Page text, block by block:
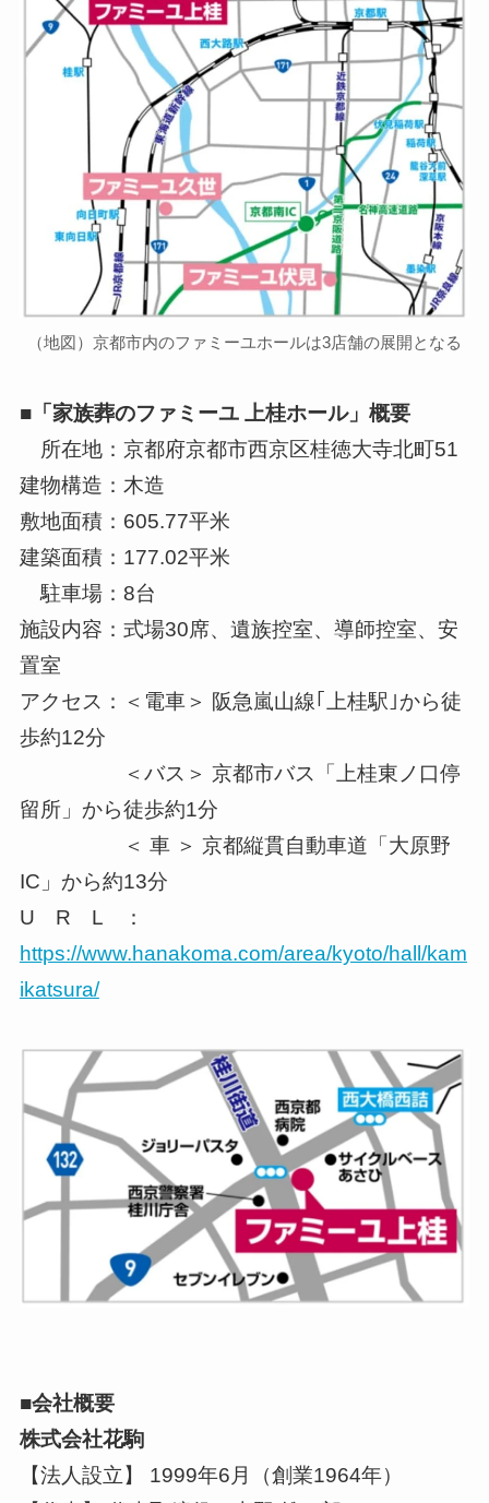
（地図）京都市内のファミーユホールは3店舗の展開となる
■「家族葬のファミーユ 上桂ホール」概要
所在地：京都府京都市西京区桂徳大寺北町51
建物構造：木造
敷地面積：605.77平米
建築面積：177.02平米
駐車場：8台
施設内容：式場30席、遺族控室、導師控室、安
置室
アクセス：＜電車＞ 阪急嵐山線｢上桂駅｣から徒
歩約12分
＜バス＞ 京都市バス「上桂東ノ口停
留所」から徒歩約1分
＜ 車 ＞ 京都縦貫自動車道「大原野
IC」から約13分
U R L ：
https://www.hanakoma.com/area/kyoto/hall/kam
ikatsura/
■会社概要
株式会社花駒
【法人設立】 1999年6月（創業1964年）